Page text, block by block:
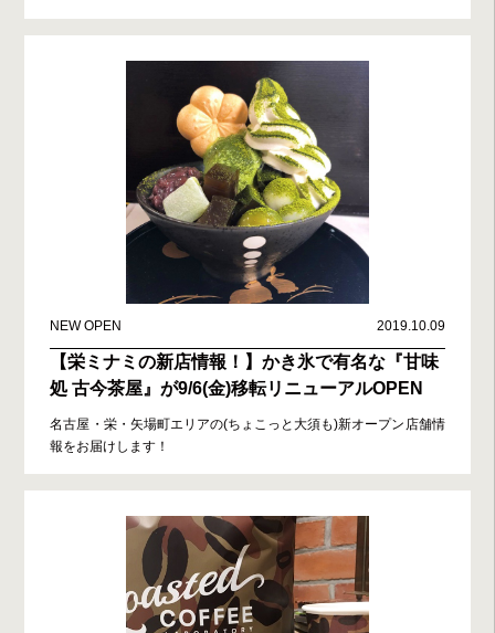
NEW OPEN 2019.10.09
【栄ミナミの新店情報！】かき氷で有名な『甘味
処 古今茶屋』が9/6(金)移転リニューアルOPEN
名古屋・栄・矢場町エリアの(ちょこっと大須も)新オープン店舗情
報をお届けします！